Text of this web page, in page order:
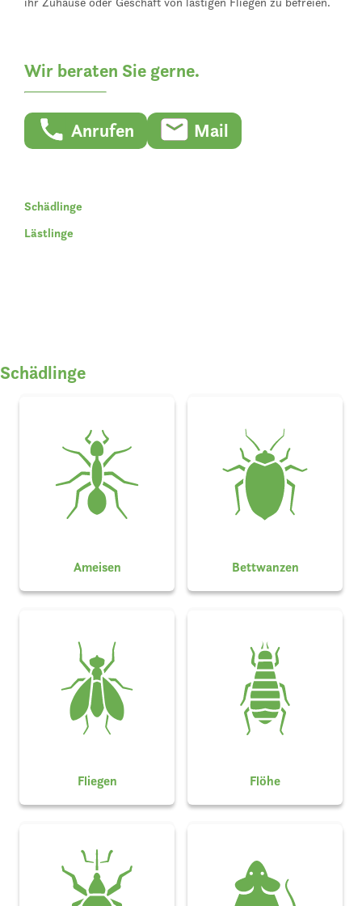
Wir beraten Sie gerne.
Anrufen Mail
Schädlinge
Lästlinge
Schädlinge
Ameisen Bettwanzen
Fliegen Flöhe